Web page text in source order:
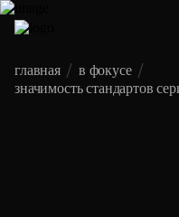
главная
в фокусе
значимость стандартов